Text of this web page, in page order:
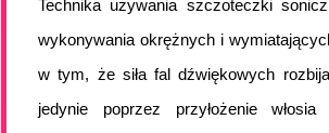
Technika używania szczoteczki
wykonywania okrężnych i
w tym, że siła fal dźwiękowych
jedynie poprzez przyłożenie